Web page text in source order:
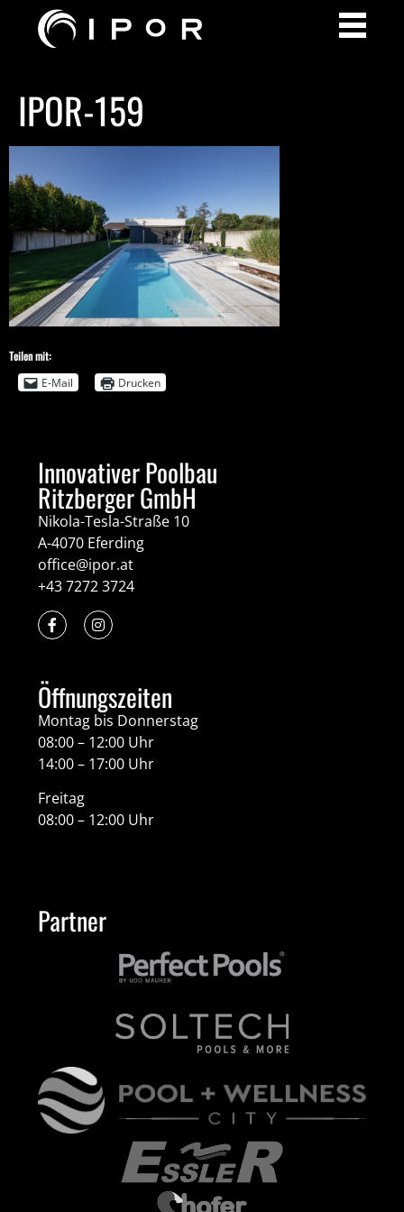
IPOR-159
Teilen mit:
E-Mail
Drucken
Innovativer Poolbau
Ritzberger GmbH
Nikola-Tesla-Straße 10
A-4070 Eferding
office@ipor.at
+43 7272 3724
Öffnungszeiten
Montag bis Donnerstag
08:00 – 12:00 Uhr
14:00 – 17:00 Uhr
Freitag
08:00 – 12:00 Uhr
Partner